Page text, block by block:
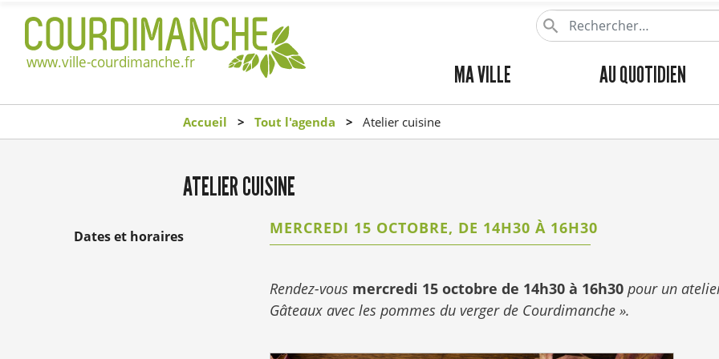
Aller
au
PRINCIPAL
MA VILLE AU QUOTIDIEN
Accueil Tout l'agenda Atelier cuisine
ATELIER CUISINE
Dates et horaires MERCREDI 15 OCTOBRE, DE 14H30 À 16H30
Rendez-vous mercredi 15 octobre de 14h30 à 16h30 pour un
Gâteaux avec les pommes du verger de Courdimanche ».